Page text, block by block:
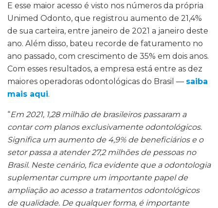
E esse maior acesso é visto nos números da própria
Unimed Odonto, que registrou aumento de 21,4%
de sua carteira, entre janeiro de 2021 a janeiro deste
ano. Além disso, bateu recorde de faturamento no
ano passado, com crescimento de 35% em dois anos.
Com esses resultados, a empresa está entre as dez
maiores operadoras odontológicas do Brasil — saiba
mais aqui.
“Em 2021, 1,28 milhão de brasileiros passaram a
contar com planos exclusivamente odontológicos.
Significa um aumento de 4,9% de beneficiários e o
setor passa a atender 27,2 milhões de pessoas no
Brasil. Neste cenário, fica evidente que a odontologia
suplementar cumpre um importante papel de
ampliação ao acesso a tratamentos odontológicos
de qualidade. De qualquer forma, é importante